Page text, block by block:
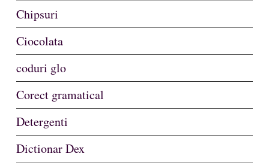
Chipsuri
Ciocolata
coduri glo
Corect gramatical
Detergenti
Dictionar Dex